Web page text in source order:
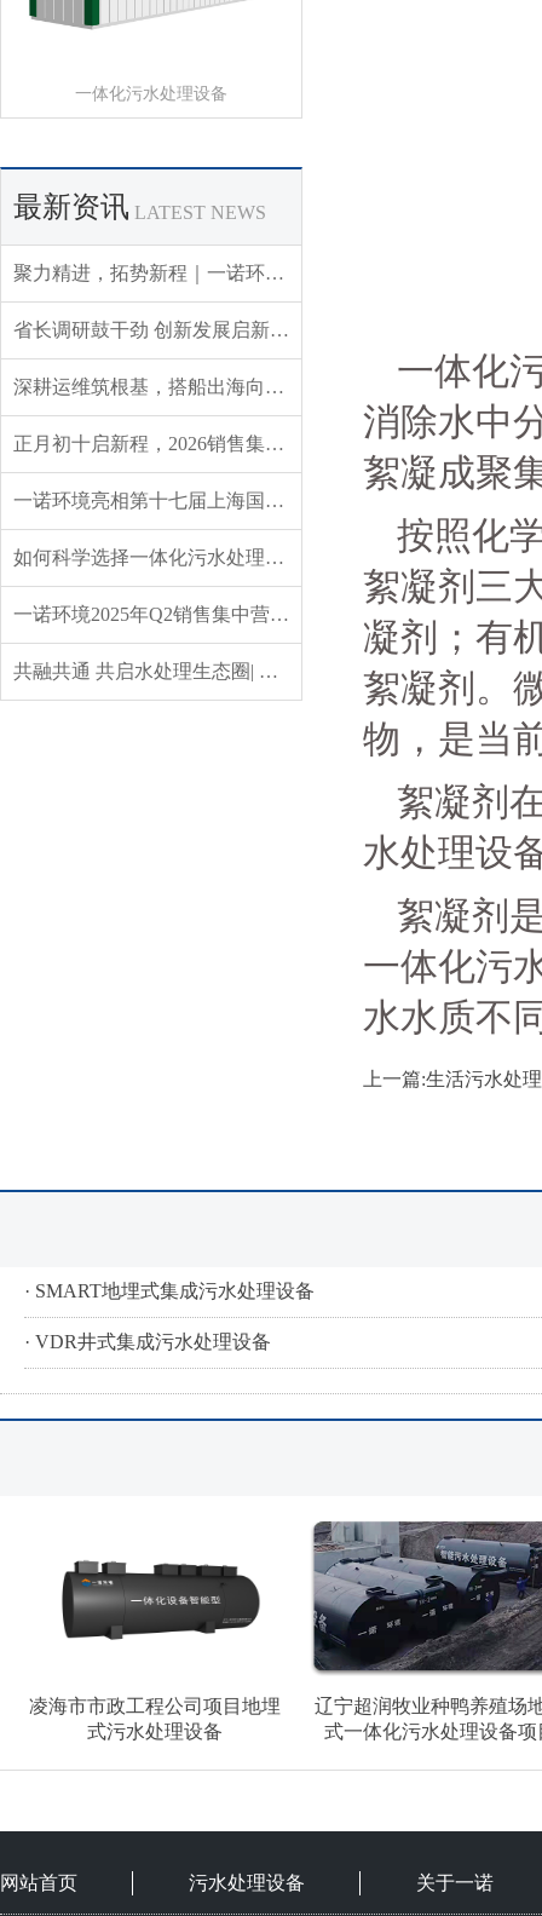
一体化污水处理设备
最新资讯 LATEST NEWS
聚力精进，拓势新程｜一诺环境 2026 年 Q3 销售集中营圆满收官
省长调研鼓干劲 创新发展启新程——辽宁省委副书记、省长王新伟莅临一诺环境调研指导
深耕运维筑根基，搭船出海向未来｜一诺环境 2026 年度盛典圆满举行
正月初十启新程，2026销售集中营燃情开营，聚力攻坚创佳绩！
一诺环境亮相第十七届上海国际水展，创新水科技引领绿色未来
如何科学选择一体化污水处理设备？实用指南来了
一诺环境2025年Q2销售集中营：赋能成长，共启新程
共融共通 共启水处理生态圈| 英诺格林成立20周年供应商大会定义水处理未来式
一体化
消除水中
絮凝成聚
按照化
絮凝剂三
凝剂；有
絮凝剂。
物，是当
絮凝剂
水处理设
絮凝剂
一体化污
水水质不
上一篇:生活污水处
· SMART地埋式集成污水处理设备
· VDR井式集成污水处理设备
凌海市市政工程公司项目地埋
式污水处理设备
辽宁超润牧业种鸭养殖场
式一体化污水处理设备项
网站首页 污水处理设备 关于一诺